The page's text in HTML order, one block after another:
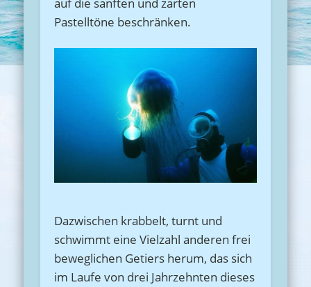
auf die sanften und zarten
Pastelltöne beschränken.
Dazwischen krabbelt, turnt und
schwimmt eine Vielzahl anderen frei
beweglichen Getiers herum, das sich
im Laufe von drei Jahrzehnten dieses